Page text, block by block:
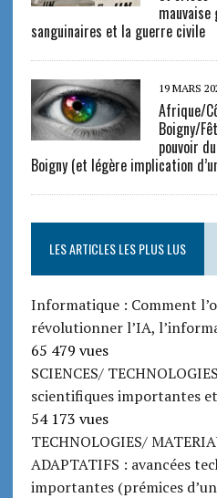
sanguinaires et la guerre civile
19 MARS
Afrique/
Boigny/
pouvoir
Boigny (et légère implication
LES ARTICLES LES PLUS LUS
Informatique : Comment
révolutionner l’IA,
65 479 vues
SCIENCES/
scientifiques importantes
54 173 vues
TECHNOLOGIES/
ADAPTATIFS : avancées
importantes (prémices